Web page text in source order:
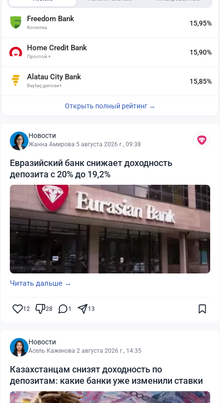
Freedom Bank
Копилка
15,95%
Home Credit Bank
Простой +
15,90%
Alatau City Bank
Baytaq депозит
15,85%
Открыть полный рейтинг →
Новости
Жанна Амирова·5 августа 2026 г., 09:38
Евразийский банк снижает доходность
депозита с 20% до 19,2%
Читать дальше →
12 28 1 13
Новости
Асель Каженова·2 августа 2026 г., 14:35
Казахстанцам снизят доходность по
депозитам: какие банки уже изменили ставки